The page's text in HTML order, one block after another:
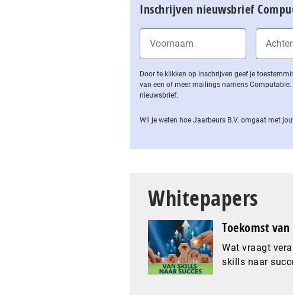
Inschrijven nieuwsbrief
Door te klikken op inschrijven geef je
van een of meer mailings namens
nieuwsbrief.
Wil je weten hoe Jaarbeurs B.V. omgaat met
Whitepapers
Toekomst
Wat vraagt
skills naar